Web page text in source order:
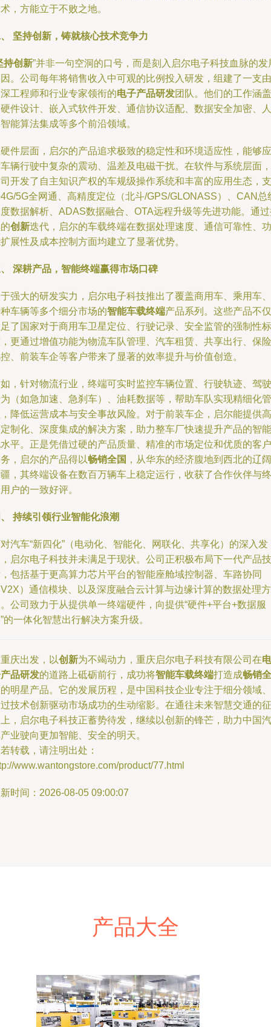
，方能立于不败之地。
坚持创新，铸就核心技术竞争力
持创新”并非一句空洞的口号，而是刻入启尔电子科技血脉的发
。公司每年将销售收入中可观的比例投入研发，组建了一支由
工程师和行业专家领衔的电子产品研发团队。他们的工作涵盖
件设计、嵌入式软件开发、通信协议适配、数据安全加密、人
能算法集成等多个前沿领域。
件层面，启尔的产品追求极致的稳定性和环境适应性，能够应
辆行驶中复杂的震动、温差及电磁干扰。在软件与系统层面，
开发了自主知识产权的车规级操作系统和丰富的应用生态，支
5G全网通、高精度定位（北斗/GPS/GLONASS）、CAN总
数据解析、ADAS数据融合、OTA远程升级等先进功能。通
创新迭代，启尔的车载终端在数据处理速度、通信可靠性、功
展性及成本控制方面均建立了显著优势。
深耕产品，智能终端赢得市场口碑
强大的研发实力，启尔电子科技推出了覆盖商用车、乘用车、
车辆等多个细分市场的智能车载终端产品系列。这些产品不仅
了国家对于商用车卫星定位、行驶记录、安全监管的强制性标
更通过增值功能为物流车队管理、汽车租赁、共享出行、保险
、前装车企等客户带来了显著的效率提升与价值创造。
，针对物流行业，终端可实时监控车辆位置、行驶轨迹、驾驶
（如急加速、急刹车）、油耗数据等，帮助车队实现精细化管
降低运营成本与安全事故风险。对于前装车企，启尔能提供高
制化、深度集成的解决方案，助力整车厂快速提升产品的智能
平。正是凭借过硬的产品质量、精准的市场定位和优质的客户
，启尔的产品得以畅销全国 ，从华东的经济腹地到西北的辽阔
，其终端设备在数百万辆车上稳定运行，收获了合作伙伴与终
户的一致好评。
持续引领行业智能化浪潮
汽车“新四化”（电动化、智能化、网联化、共享化）的深入发
启尔电子科技并未满足于现状。公司正积极布局下一代产品技
包括基于更高算力芯片平台的智能座舱域控制器、车路协同
）通信模块、以及深度融合云计算与边缘计算的数据处理方
公司致力于从提供单一终端硬件，向提供“硬件+平台+数据服
的一体化智慧出行解决方案升级。
庆出发，以创新为不竭动力，重庆启尔电子科技有限公司在电
品研发的道路上砥砺前行，成功将智能车载终端打造成畅销全
的明星产品。它的发展历程，是中国科技企业专注于细分领域、
技术创新驱动市场成功的生动缩影。在通往未来智慧交通的征
，启尔电子科技正蓄势待发，继续以创新的锋芒，助力中国汽
业驶向更加智能、安全的明天。
转载，请注明出处：
www.wantongstore.com/product/77.html
时间：2026-08-05 09:00:07
产品大全